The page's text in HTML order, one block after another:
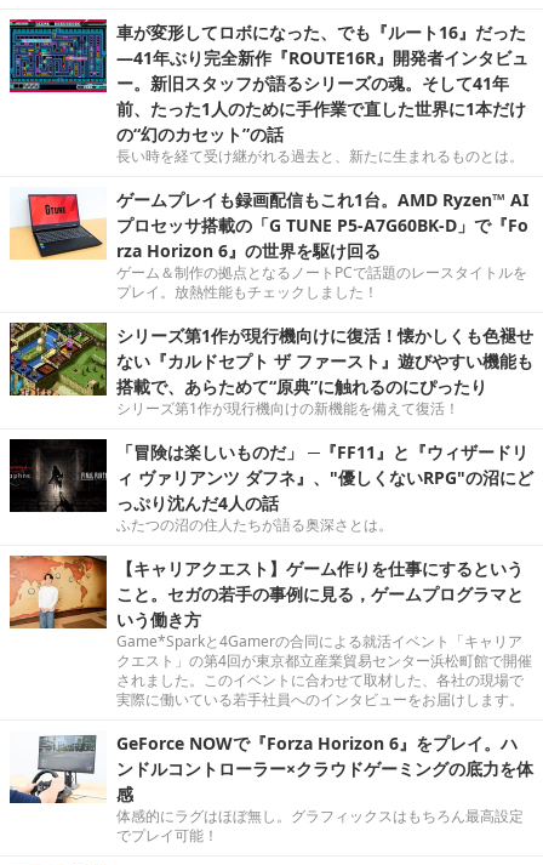
車が変形してロボになった、でも『ルート16』だった
―41年ぶり完全新作『ROUTE16R』開発者インタビュ
ー。新旧スタッフが語るシリーズの魂。そして41年
前、たった1人のために手作業で直した世界に1本だけ
の“幻のカセット”の話
長い時を経て受け継がれる過去と、新たに生まれるものとは。
ゲームプレイも録画配信もこれ1台。AMD Ryzen™ AI
プロセッサ搭載の「G TUNE P5-A7G60BK-D」で『Fo
rza Horizon 6』の世界を駆け回る
ゲーム＆制作の拠点となるノートPCで話題のレースタイトルを
プレイ。放熱性能もチェックしました！
シリーズ第1作が現行機向けに復活！懐かしくも色褪せ
ない『カルドセプト ザ ファースト』遊びやすい機能も
搭載で、あらためて“原典”に触れるのにぴったり
シリーズ第1作が現行機向けの新機能を備えて復活！
「冒険は楽しいものだ」 ─『FF11』と『ウィザードリ
ィ ヴァリアンツ ダフネ』、"優しくないRPG"の沼にど
っぷり沈んだ4人の話
ふたつの沼の住人たちが語る奥深さとは。
【キャリアクエスト】ゲーム作りを仕事にするという
こと。セガの若手の事例に見る，ゲームプログラマと
いう働き方
Game*Sparkと4Gamerの合同による就活イベント「キャリア
クエスト」の第4回が東京都立産業貿易センター浜松町館で開催
されました。このイベントに合わせて取材した、各社の現場で
実際に働いている若手社員へのインタビューをお届けします。
GeForce NOWで『Forza Horizon 6』をプレイ。ハ
ンドルコントローラー×クラウドゲーミングの底力を体
感
体感的にラグはほぼ無し。グラフィックスはもちろん最高設定
でプレイ可能！